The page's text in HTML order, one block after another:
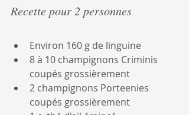
Recette pour 2 personnes
Environ 160 g de linguine
8 à 10 champignons Criminis
coupés grossièrement
2 champignons Porteenies
coupés grossièrement